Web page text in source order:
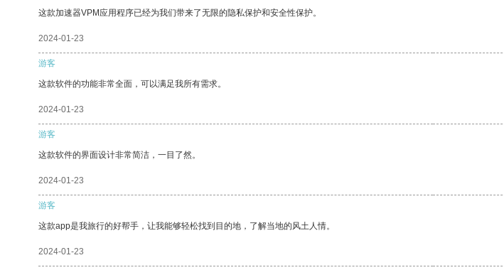
这款加速器VPM应用程序已经为我们带来了无限的隐私保护和安全性保护。
2024-01-23
游客
这款软件的功能非常全面，可以满足我所有需求。
2024-01-23
游客
这款软件的界面设计非常简洁，一目了然。
2024-01-23
游客
这款app是我旅行的好帮手，让我能够轻松找到目的地，了解当地的风土人情。
2024-01-23